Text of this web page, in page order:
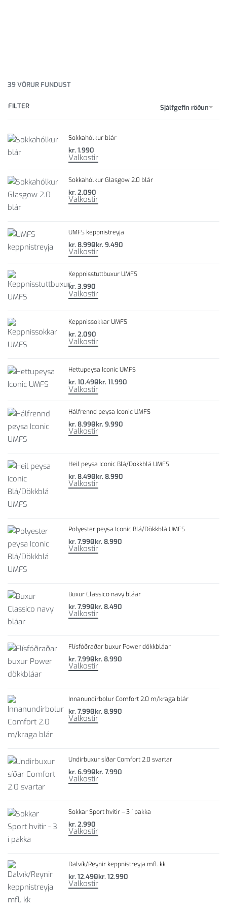
39VÖRUR FUNDUST
Sjálfgefin röðun
FILTER
Sokkahólkur blár
kr.1.990
Valkostir
Sokkahólkur Glasgow 2.0 blár
kr.2.090
Valkostir
UMFS keppnistreyja
kr.8.990kr.9.490
Valkostir
Keppnisstuttbuxur UMFS
kr.3.990
Valkostir
Keppnissokkar UMFS
kr.2.090
Valkostir
Hettupeysa Iconic UMFS
kr.10.490kr.11.990
Valkostir
Hálfrennd peysa Iconic UMFS
kr.8.990kr.9.990
Valkostir
Heil peysa Iconic Blá/Dökkblá UMFS
kr.8.490kr.8.990
Valkostir
Polyester peysa Iconic Blá/Dökkblá UMFS
kr.7.990kr.8.990
Valkostir
Buxur Classico navy bláar
kr.7.990kr.8.490
Valkostir
Flísfóðraðar buxur Power dökkbláar
kr.7.990kr.8.990
Valkostir
Innanundirbolur Comfort 2.0 m/kraga blár
kr.7.990kr.8.990
Valkostir
Undirbuxur síðar Comfort 2.0 svartar
kr.6.990kr.7.990
Valkostir
Sokkar Sport hvítir – 3 í pakka
kr.2.990
Valkostir
Dalvík/Reynir keppnistreyja mfl. kk
kr.12.490kr.12.990
Valkostir